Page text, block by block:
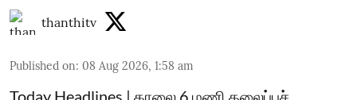
thanthitv
Published on: 08 Aug 2026, 1:58 am
Today Headlines | காலை 6 மணி தலைப்புச்